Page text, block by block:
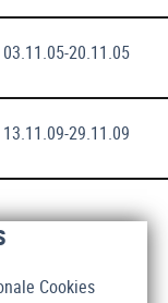
20.11.05
29.11.09
Cookies